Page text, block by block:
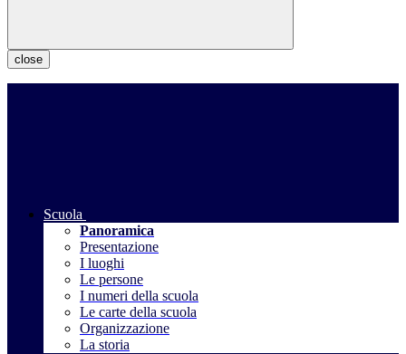
close
Scuola
Panoramica
Presentazione
I luoghi
Le persone
I numeri della scuola
Le carte della scuola
Organizzazione
La storia